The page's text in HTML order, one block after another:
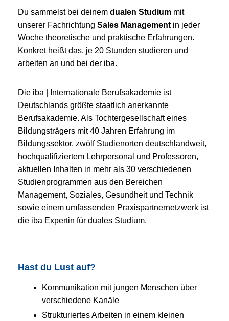
Du sammelst bei deinem dualen Studium mit
unserer Fachrichtung Sales Management in jeder
Woche theoretische und praktische Erfahrungen.
Konkret heißt das, je 20 Stunden studieren und
arbeiten an und bei der iba.
Die iba | Internationale Berufsakademie ist
Deutschlands größte staatlich anerkannte
Berufsakademie. Als Tochtergesellschaft eines
Bildungsträgers mit 40 Jahren Erfahrung im
Bildungssektor, zwölf Studienorten deutschlandweit,
hochqualifiziertem Lehrpersonal und Professoren,
aktuellen Inhalten in mehr als 30 verschiedenen
Studienprogrammen aus den Bereichen
Management, Soziales, Gesundheit und Technik
sowie einem umfassenden Praxispartnernetzwerk ist
die iba Expertin für duales Studium.
Hast du Lust auf?
Kommunikation mit jungen Menschen über
verschiedene Kanäle
Strukturiertes Arbeiten in einem kleinen